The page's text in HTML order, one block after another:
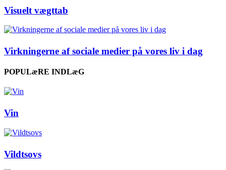
Visuelt vægttab
Virkningerne af sociale medier på vores liv i dag
POPULæRE INDLæG
Vin
Vildtsovs